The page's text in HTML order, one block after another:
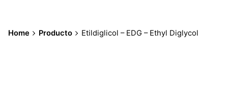
Home Producto Etildiglicol – EDG – Ethyl Diglycol